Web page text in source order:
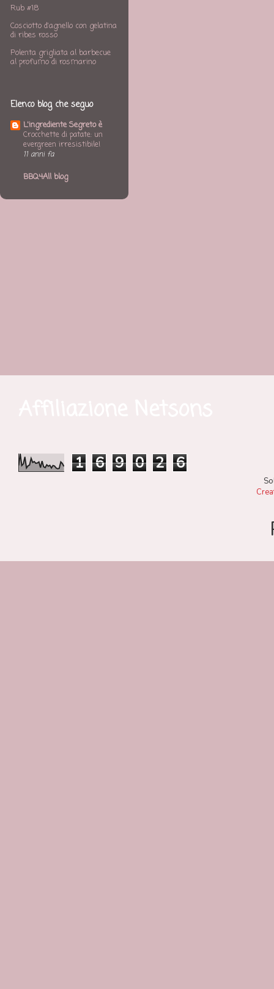
Rub #18
Cosciotto d'agnello con gelatina
di ribes rosso
Polenta grigliata al barbecue
al profumo di rosmarino
Elenco blog che seguo
L'ingrediente Segreto è
Crocchette di patate: un
evergreen irresistibile!
11 anni fa
BBQ4All blog
1 6 9 0 2 6